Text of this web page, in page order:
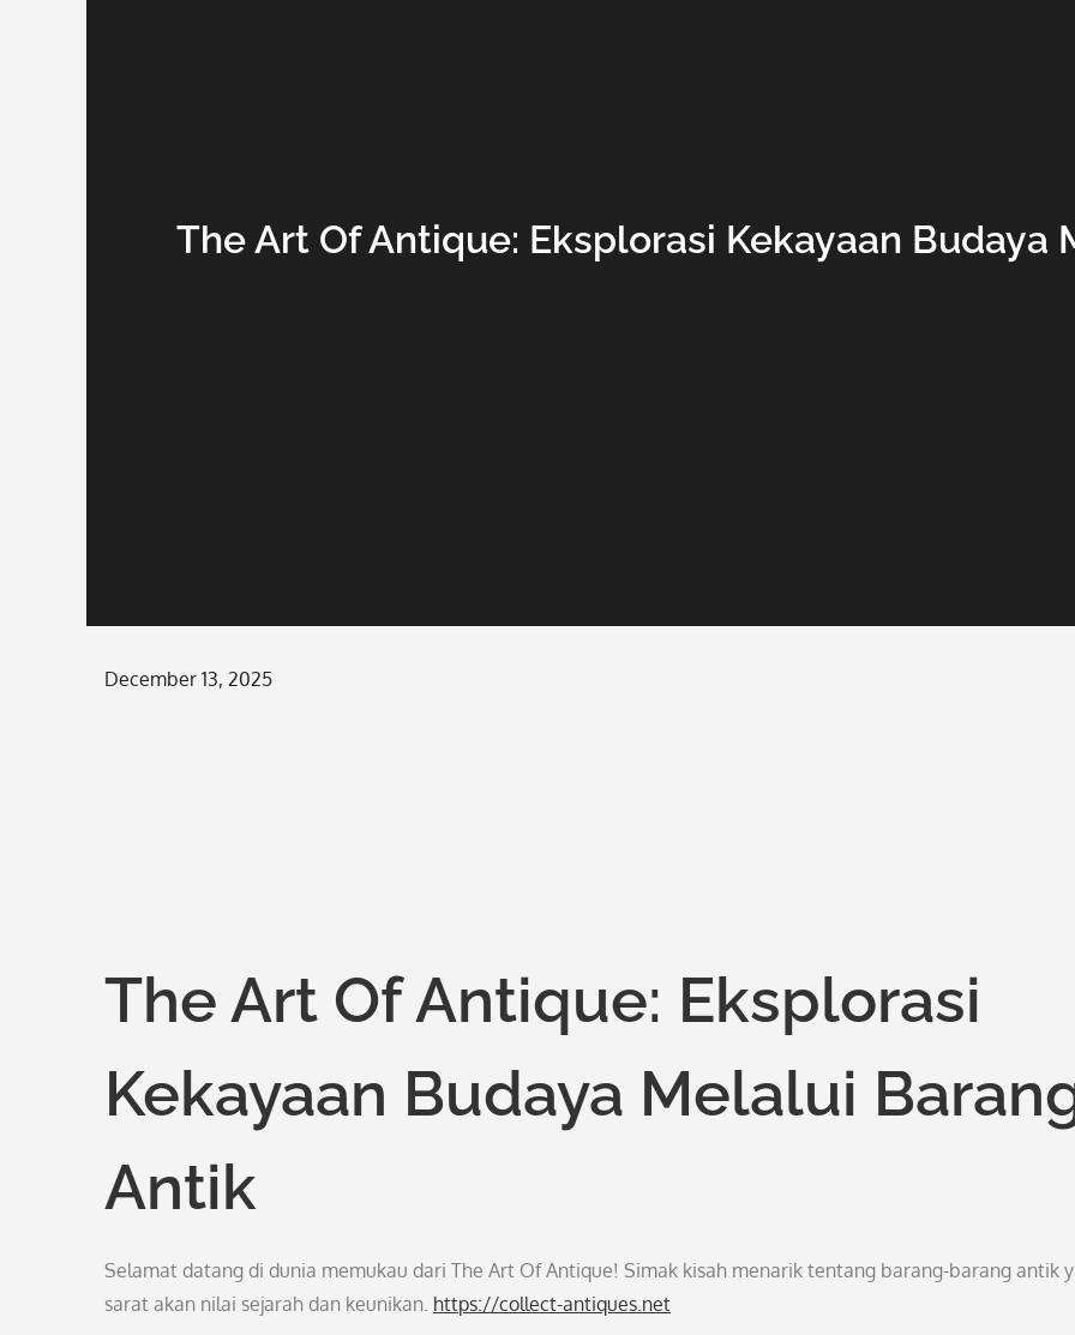
The Art Of Antique: Eksplorasi Kekayaan Budaya
Posted
December 13, 2025
The Art Of Antique: Eksplorasi
Kekayaan Budaya Melalui
Antik
Selamat datang di dunia memukau dari The Art Of Antique! Simak kisah menarik tentang barang-barang antik
sarat akan nilai sejarah dan keunikan. https://collect-antiques.net